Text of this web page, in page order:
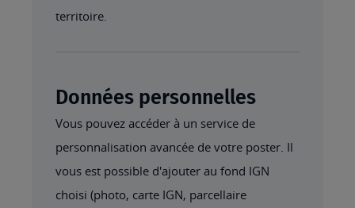
territoire.
Données personnelles
Vous pouvez accéder à un service de
personnalisation avancée de votre poster. Il
vous est possible d'ajouter au fond IGN
choisi (photo, carte IGN, parcellaire